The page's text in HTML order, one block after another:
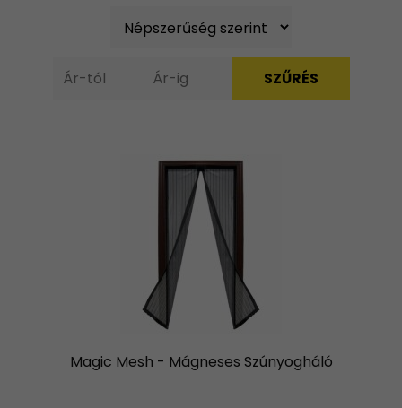
Magic Mesh - Mágneses Szúnyogháló